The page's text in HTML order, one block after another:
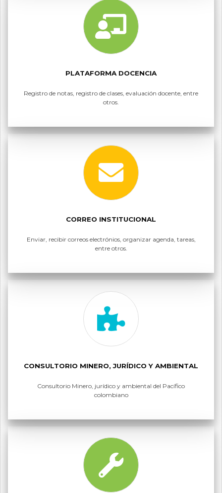
PLATAFORMA DOCENCIA
Registro de notas, registro de clases, evaluación docente, entre
otros.
CORREO INSTITUCIONAL
Enviar, recibir correos electrónios, organizar agenda, tareas,
entre otros.
CONSULTORIO MINERO, JURÍDICO Y AMBIENTAL
Consultorio Minero, jurídico y ambiental del Pacífico
colombiano